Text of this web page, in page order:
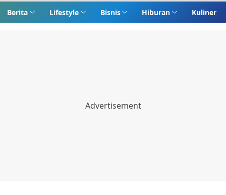
Berita Lifestyle Bisnis Hiburan Kuliner